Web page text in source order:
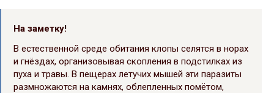
На заметку!
В естественной среде обитания клопы селятся в норах
и гнёздах, организовывая скопления в подстилках из
пуха и травы. В пещерах летучих мышей эти паразиты
размножаются на камнях, облепленных помётом,